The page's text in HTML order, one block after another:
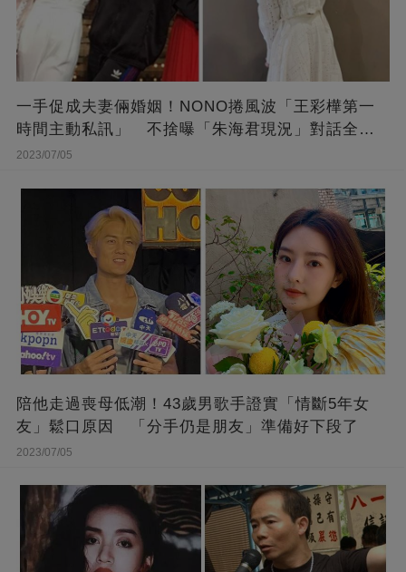
一手促成夫妻倆婚姻！NONO捲風波「王彩樺第一
時間主動私訊」 不捨曝「朱海君現況」對話全公
開
2023/07/05
陪他走過喪母低潮！43歲男歌手證實「情斷5年女
友」鬆口原因 「分手仍是朋友」準備好下段了
2023/07/05